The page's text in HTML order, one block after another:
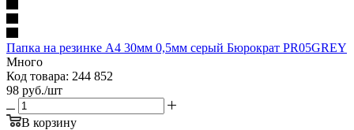
Папка на резинке A4 30мм 0,5мм серый Бюрократ PR05GREY
Много
Код товара: 244 852
98 руб./шт
В корзину